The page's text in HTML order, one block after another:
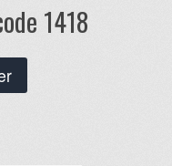
1418